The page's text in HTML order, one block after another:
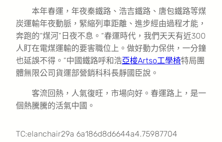
本年春運，年夜秦鐵路、浩吉鐵路、唐包鐵路等煤
炭運輸年夜動脈，緊縮列車距離、進步經由過程才能，
奔跑的“煤河”日夜不息。“春運時代，我們天天有近300
人盯在電煤運輸的要害職位上。做好動力保供，一分鐘
也延誤不得。”中國鐵路呼和浩亞梭Artso工學椅特局團
體無限公司貨運部營銷科科長靜國臣說。
客流回熱，人氣復旺，市場向好。春運路上，是一
個熱騰騰的活氣中國。
TC:elanchair29a 6a186d8d6644a4.75987704